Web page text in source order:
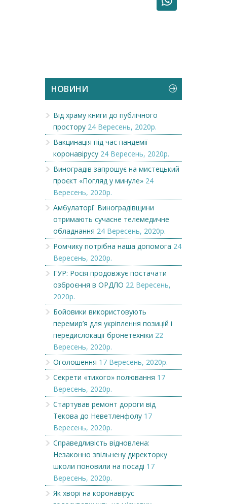
НОВИНИ
Від храму книги до публічного
простору 24 Вересень, 2020р.
Вакцинація під час пандемії
коронавірусу 24 Вересень, 2020р.
Виноградів запрошує на мистецький
проєкт «Погляд у минуле» 24
Вересень, 2020р.
Амбулаторії Виноградівщини
отримають сучасне телемедичне
обладнання 24 Вересень, 2020р.
Ромчику потрібна наша допомога 24
Вересень, 2020р.
ГУР: Росія продовжує постачати
озброєння в ОРДЛО 22 Вересень,
2020р.
Бойовики використовують
перемир’я для укріплення позицій і
передислокації бронетехніки 22
Вересень, 2020р.
Оголошення 17 Вересень, 2020р.
Секрети «тихого» полювання 17
Вересень, 2020р.
Стартував ремонт дороги від
Текова до Неветленфолу 17
Вересень, 2020р.
Справедливість відновлена:
Незаконно звільнену директорку
школи поновили на посаді 17
Вересень, 2020р.
Як хворі на коронавірус